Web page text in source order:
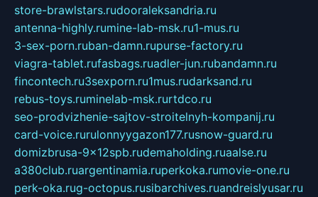
store-brawlstars.rudooraleksandria.ru
antenna-highly.rumine-lab-msk.ru1-mus.ru
3-sex-porn.ruban-damn.rupurse-factory.ru
viagra-tablet.rufasbags.ruadler-jun.rubandamn.ru
fincontech.ru3sexporn.ru1mus.rudarksand.ru
rebus-toys.ruminelab-msk.rurtdco.ru
seo-prodvizhenie-sajtov-stroitelnyh-kompanij.ru
card-voice.rurulonnyygazon177.rusnow-guard.ru
domizbrusa-9x12spb.rudemaholding.ruaalse.ru
a380club.ruargentinamia.ruperkoka.rumovie-one.ru
perk-oka.rug-octopus.rusibarchives.ruandreislyusar.ru